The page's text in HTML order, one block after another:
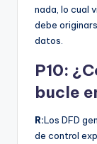
nada, lo cual
debe
datos.
P10:
bucle
R:Los DFD
de control